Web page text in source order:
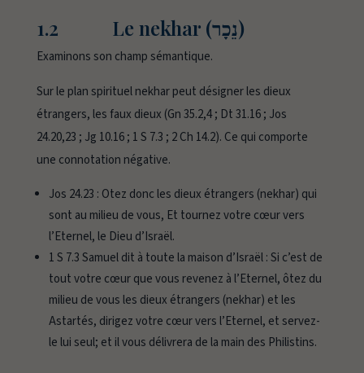
1.2 Le nekhar (נֵכָר)
Examinons son champ sémantique.
Sur le plan spirituelnekharpeut désigner les dieux
étrangers, les faux dieux (Gn 35.2,4 ; Dt 31.16 ; Jos
24.20,23 ; Jg 10.16 ; 1 S 7.3 ; 2 Ch 14.2). Ce qui comporte
une connotation négative.
Jos 24.23 : Otez donc les dieux étrangers (nekhar) qui
sont au milieu de vous, Et tournez votre cœur vers
l’Eternel, le Dieu d’Israël.
1 S 7.3Samuel dit à toute la maison d’Israël : Si c’est de
tout votre cœur que vous revenez à l’Eternel, ôtez du
milieu de vous les dieux étrangers (nekhar) et les
Astartés, dirigez votre cœur vers l’Eternel, et servez-
le lui seul; et il vous délivrera de la main des Philistins.